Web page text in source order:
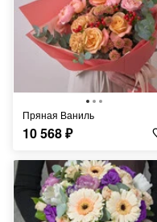
Пряная Ваниль
10 568₽